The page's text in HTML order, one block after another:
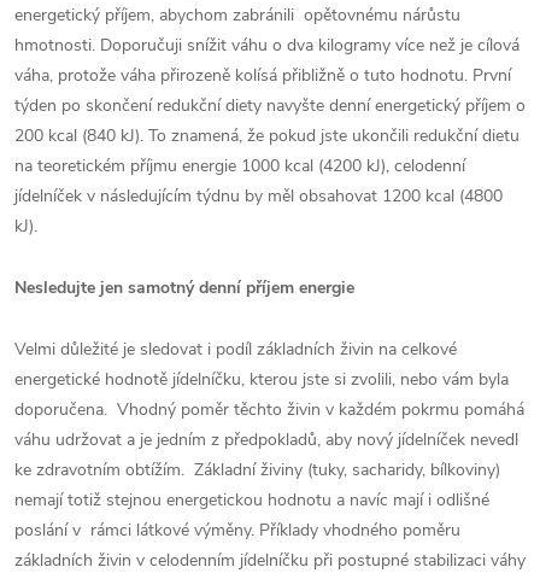
energetický příjem, abychom zabránili opětovnému nárůstu
hmotnosti. Doporučuji snížit váhu o dva kilogramy více než je cílová
váha, protože váha přirozeně kolísá přibližně o tuto hodnotu. První
týden po skončení redukční diety navyšte denní energetický příjem o
200 kcal (840 kJ). To znamená, že pokud jste ukončili redukční dietu
na teoretickém příjmu energie 1000 kcal (4200 kJ), celodenní
jídelníček v následujícím týdnu by měl obsahovat 1200 kcal (4800
kJ).
Nesledujte jen samotný denní příjem energie
Velmi důležité je sledovat i podíl základních živin na celkové
energetické hodnotě jídelníčku, kterou jste si zvolili, nebo vám byla
doporučena. Vhodný poměr těchto živin v každém pokrmu pomáhá
váhu udržovat a je jedním z předpokladů, aby nový jídelníček nevedl
ke zdravotním obtížím. Základní živiny (tuky, sacharidy, bílkoviny)
nemají totiž stejnou energetickou hodnotu a navíc mají i odlišné
poslání v rámci látkové výměny. Příklady vhodného poměru
základních živin v celodenním jídelníčku při postupné stabilizaci váhy